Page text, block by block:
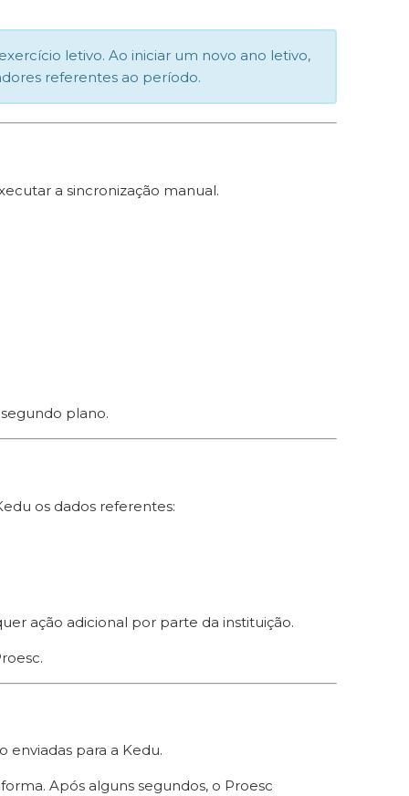
letivo. Ao iniciar um novo ano letivo,
referentes ao período.
a sincronização manual.
plano.
os dados referentes:
ação adicional por parte da instituição.
enviadas para a Kedu.
Após alguns segundos, o Proesc